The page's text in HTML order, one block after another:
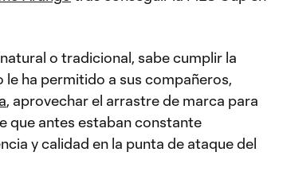
o tradicional, sabe cumplir la
ha permitido a sus compañeros,
, aprovechar el arrastre de marca para
que antes estaban constante
y calidad en la punta de ataque del